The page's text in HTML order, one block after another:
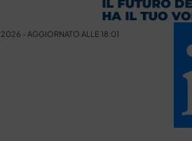
- AGGIORNATO ALLE 18:01